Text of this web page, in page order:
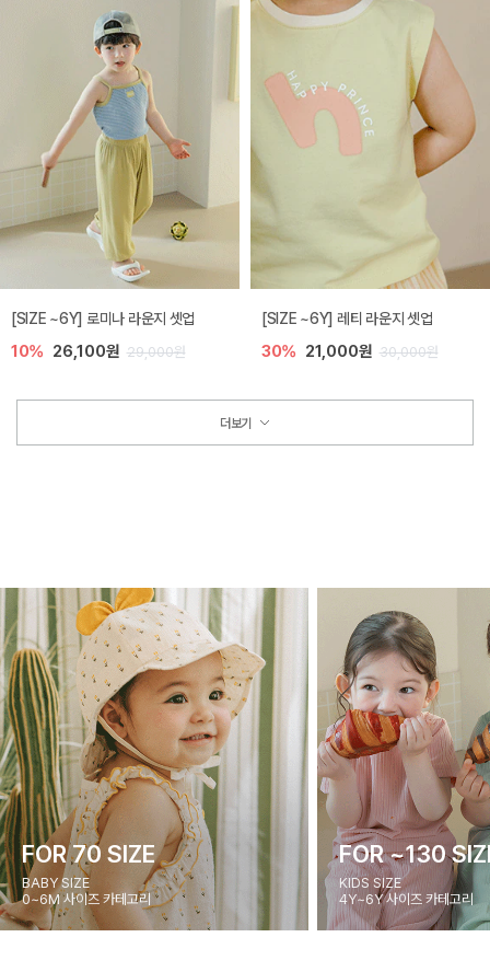
[SIZE ~6Y] 로미나 라운지 셋업
10% 26,100원 29,000원
[SIZE ~6Y] 레티 라운지 셋업
30% 21,000원 30,000원
더보기
FOR 70 SIZE
BABY SIZE
0~6M 사이즈 카테고리
FOR ~130
KIDS SIZE
4Y~6Y 사이즈 카테고리